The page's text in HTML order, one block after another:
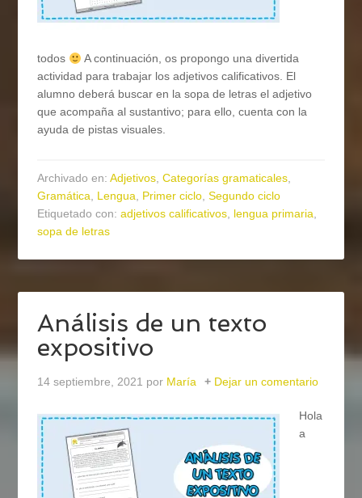
todos
A continuación, os propongo una divertida
actividad para trabajar los adjetivos calificativos. El
alumno deberá buscar en la sopa de letras el adjetivo
que acompaña al sustantivo; para ello, cuenta con la
ayuda de pistas visuales.
Archivado en:Adjetivos,Categorías gramaticales,
Gramática, Lengua, Primer ciclo,Segundo ciclo
Etiquetado con:adjetivos calificativos, lengua primaria,
sopa de letras
Análisis de un texto
expositivo
14 septiembre, 2021 por María Dejar un comentario
Hola
a